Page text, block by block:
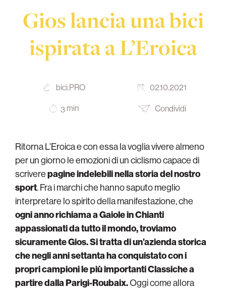
Gios lancia una bici
ispirata a L’Eroica
bici.PRO 02.10.2021
3 min Condividi
Ritorna L’Eroica e con essa la voglia vivere almeno
per un giorno le emozioni di un ciclismo capace di
scriverepagine indelebili nella storia del nostro
sport. Fra i marchi che hanno saputo meglio
interpretare lo spirito della manifestazione, che
ogni anno richiama a Gaiole in Chianti
appassionati da tutto il mondo, troviamo
sicuramente Gios. Si tratta di un’azienda storica
che negli anni settanta ha conquistato con i
propri campioni le più importanti Classiche a
partire dalla Parigi-Roubaix.Oggi come allora